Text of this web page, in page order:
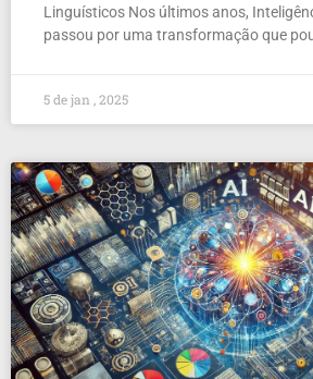
Linguísticos Nos últimos anos,
passou por uma transformação que
5 de jan , 2025